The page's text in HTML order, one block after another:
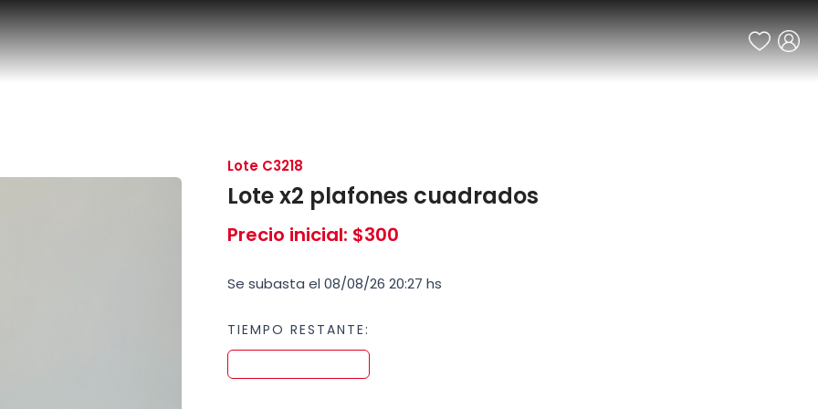
Lote C3218
Lote x2 plafones cuadrados
Precio inicial: $300
Se subasta el 08/08/26 20:27 hs
TIEMPO RESTANTE: